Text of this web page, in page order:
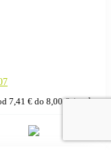
7,41 € do 8,00 € + pdv